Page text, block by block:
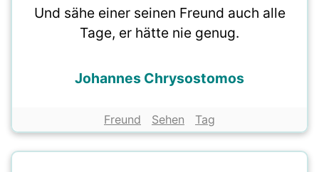
Und sähe einer seinen Freund auch alle
Tage, er hätte nie genug.
Johannes Chrysostomos
Freund Sehen Tag